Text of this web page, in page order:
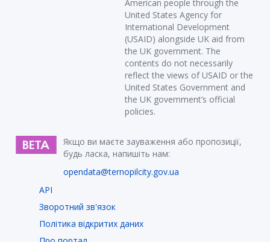
American people through the
United States Agency for
International Development
(USAID) alongside UK aid from
the UK government. The
contents do not necessarily
reflect the views of USAID or the
United States Government and
the UK government’s official
policies.
Якщо ви маєте зауваження або пропозиції,
будь ласка, напишіть нам:
opendata@ternopilcity.gov.ua
API
Зворотний зв'язок
Політика відкритих даних